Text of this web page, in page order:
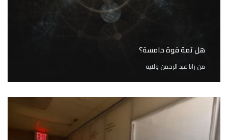
هل ثمة قوة خامسة؟
من رانا عبد الرحمن ولايه